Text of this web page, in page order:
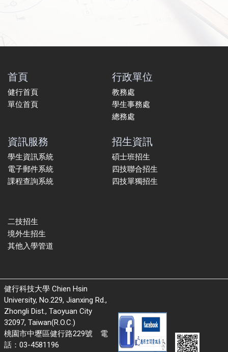
首頁
健行首頁
單位首頁
行政單位
教務處
學生事務處
總務處
資訊服務
學生資訊系統
電子郵件系統
課程查詢系統
招生資訊
碩士班招生
四技聯合招生
四技單獨招生
二技招生
境外生招生
其他入學管道
健行科技大學 Chien Hsin
University, No.229, Jianxing Rd.,
Zhongli Dist., Taoyuan City
32097, Taiwan(R.O.C.)
桃園市中壢區健行路229號 電
話：03-4581196